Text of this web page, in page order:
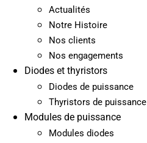
Actualités
Notre Histoire
Nos clients
Nos engagements
Diodes et thyristors
Diodes de puissance
Thyristors de puissance
Modules de puissance
Modules diodes